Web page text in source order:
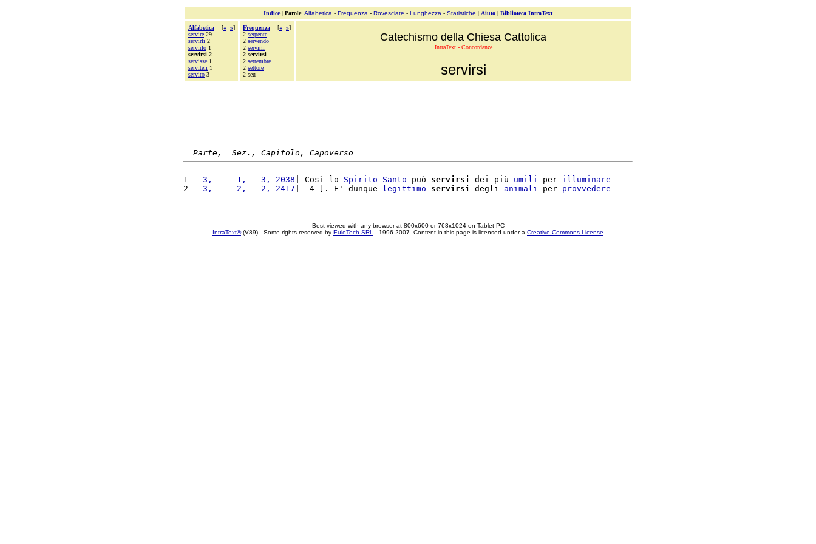
Indice| Parole: Alfabetica - Frequenza - Rovesciate - Lunghezza - Statistiche | Aiuto | Biblioteca IntraText
Alfabetica [« »]
servire 29
servirli 2
servirlo 1
servirsi 2
servisse 1
serviteli 1
servito 3
Frequenza [« »]
2 serpente
2 servendo
2 servirli
2 servirsi
2 settembre
2 settore
2 seu
Catechismo della Chiesa Cattolica
IntraText - Concordanze
servirsi
Parte,  Sez., Capitolo, Capoverso
1
  3,     1,   3, 2038
| Così lo Spirito Santo può servirsi dei più umili per illuminare
2
  3,     2,   2, 2417
|  4 ]. E' dunque legittimo servirsi degli animali per provvedere
Best viewed with any browser at 800x600 or 768x1024 on Tablet PC
IntraText®(V89) - Some rights reserved by EuloTech SRL - 1996-2007. Content in this page is licensed under a Creative Commons License